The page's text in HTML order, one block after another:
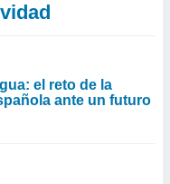
el reto de la
ante un futuro